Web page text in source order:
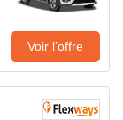
Voir l’offre